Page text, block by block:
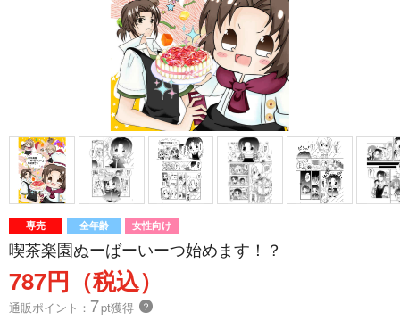
専売 全年齢 女性向け
喫茶楽園ぬーばーいーつ始めます！？
787円（税込）
通販ポイント： 7pt獲得 ？